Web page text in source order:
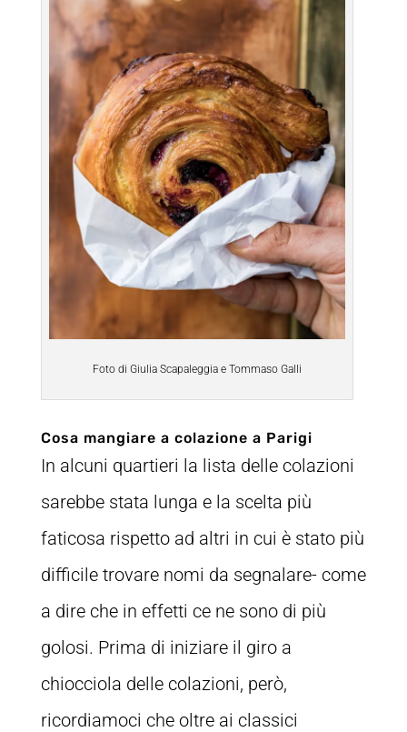
Foto di Giulia Scapaleggia e Tommaso Galli
Cosa mangiare a colazione a Parigi
In alcuni quartieri la lista delle colazioni
sarebbe stata lunga e la scelta più
faticosa rispetto ad altri in cui è stato più
difficile trovare nomi da segnalare- come
a dire che in effetti ce ne sono di più
golosi. Prima di iniziare il giro a
chiocciola delle colazioni, però,
ricordiamoci che oltre ai classici